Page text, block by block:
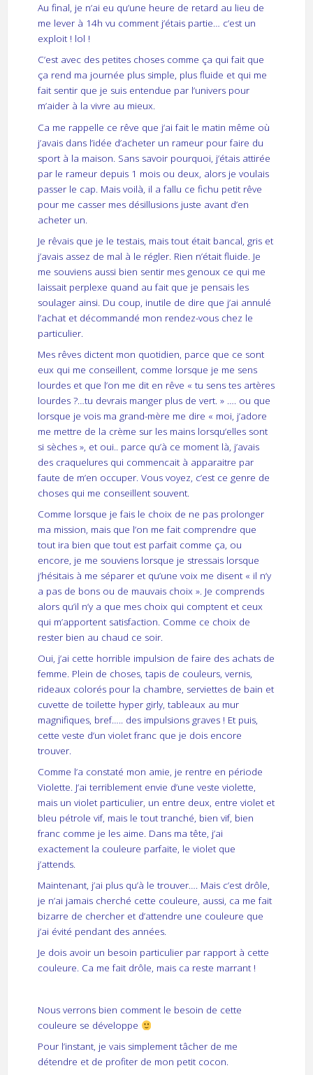
Au final, je n’ai eu qu’une heure de retard au lieu de
me lever à 14h vu comment j’étais partie… c’est un
exploit ! lol !
C’est avec des petites choses comme ça qui fait que
ça rend ma journée plus simple, plus fluide et qui me
fait sentir que je suis entendue par l’univers pour
m’aider à la vivre au mieux.
Ca me rappelle ce rêve que j’ai fait le matin même où
j’avais dans l’idée d’acheter un rameur pour faire du
sport à la maison. Sans savoir pourquoi, j’étais attirée
par le rameur depuis 1 mois ou deux, alors je voulais
passer le cap. Mais voilà, il a fallu ce fichu petit rêve
pour me casser mes désillusions juste avant d’en
acheter un.
Je rêvais que je le testais, mais tout était bancal, gris et
j’avais assez de mal à le régler. Rien n’était fluide. Je
me souviens aussi bien sentir mes genoux ce qui me
laissait perplexe quand au fait que je pensais les
soulager ainsi. Du coup, inutile de dire que j’ai annulé
l’achat et décommandé mon rendez-vous chez le
particulier.
Mes rêves dictent mon quotidien, parce que ce sont
eux qui me conseillent, comme lorsque je me sens
lourdes et que l’on me dit en rêve « tu sens tes artères
lourdes ?…tu devrais manger plus de vert. » …. ou que
lorsque je vois ma grand-mère me dire « moi, j’adore
me mettre de la crème sur les mains lorsqu’elles sont
si sèches », et oui.. parce qu’à ce moment là, j’avais
des craquelures qui commencait à apparaitre par
faute de m’en occuper. Vous voyez, c’est ce genre de
choses qui me conseillent souvent.
Comme lorsque je fais le choix de ne pas prolonger
ma mission, mais que l’on me fait comprendre que
tout ira bien que tout est parfait comme ça, ou
encore, je me souviens lorsque je stressais lorsque
j’hésitais à me séparer et qu’une voix me disent « il n’y
a pas de bons ou de mauvais choix ». Je comprends
alors qu’il n’y a que mes choix qui comptent et ceux
qui m’apportent satisfaction. Comme ce choix de
rester bien au chaud ce soir.
Oui, j’ai cette horrible impulsion de faire des achats de
femme. Plein de choses, tapis de couleurs, vernis,
rideaux colorés pour la chambre, serviettes de bain et
cuvette de toilette hyper girly, tableaux au mur
magnifiques, bref….. des impulsions graves ! Et puis,
cette veste d’un violet franc que je dois encore
trouver.
Comme l’a constaté mon amie, je rentre en période
Violette. J’ai terriblement envie d’une veste violette,
mais un violet particulier, un entre deux, entre violet et
bleu pétrole vif, mais le tout tranché, bien vif, bien
franc comme je les aime. Dans ma tête, j’ai
exactement la couleure parfaite, le violet que
j’attends.
Maintenant, j’ai plus qu’à le trouver…. Mais c’est drôle,
je n’ai jamais cherché cette couleure, aussi, ca me fait
bizarre de chercher et d’attendre une couleure que
j’ai évité pendant des années.
Je dois avoir un besoin particulier par rapport à cette
couleure. Ca me fait drôle, mais ca reste marrant !
Nous verrons bien comment le besoin de cette
couleure se développe
Pour l’instant, je vais simplement tâcher de me
détendre et de profiter de mon petit cocon.